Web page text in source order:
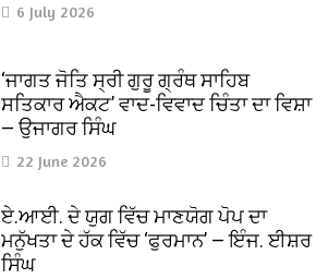
6 July 2026
‘ਜਾਗਤ ਜੋਤਿ ਸ੍ਰੀ ਗੁਰੂ ਗ੍ਰੰਥ ਸਾਹਿਬ
ਸਤਿਕਾਰ ਐਕਟ’ ਵਾਦ-ਵਿਵਾਦ ਚਿੰਤਾ ਦਾ ਵਿਸ਼ਾ
— ਉਜਾਗਰ ਸਿੰਘ
22 June 2026
ਏ.ਆਈ. ਦੇ ਯੁਗ ਵਿੱਚ ਮਾਣਯੋਗ ਪੋਪ ਦਾ
ਮਨੁੱਖਤਾ ਦੇ ਹੱਕ ਵਿੱਚ ‘ਫੁਰਮਾਨ’ — ਇੰਜ. ਈਸ਼ਰ
ਸਿੰਘ